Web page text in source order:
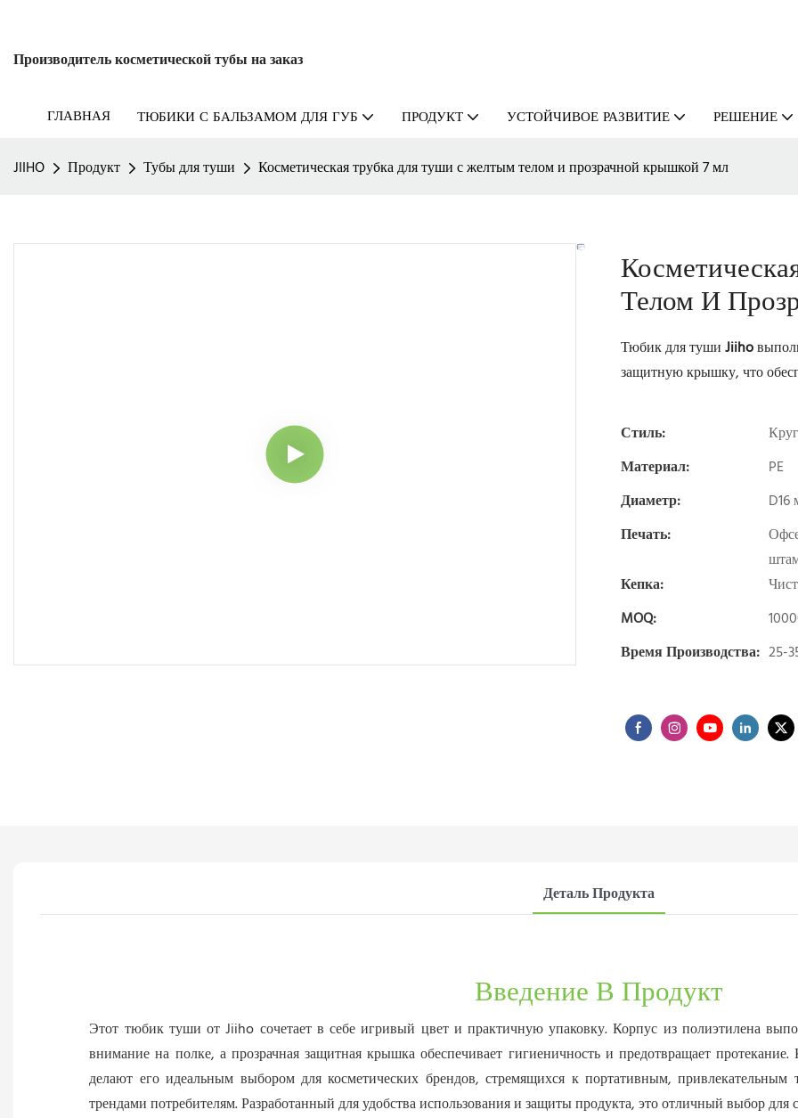
Производитель косметической тубы на заказ
ГЛАВНАЯ ТЮБИКИ С БАЛЬЗАМОМ ДЛЯ ГУБ ПРОДУКТ УСТОЙЧИВОЕ РАЗВИТИЕ РЕШЕНИЕ
JIIHO Продукт Тубы для туши Косметическая трубка для туши с желтым телом и прозрачной крышкой 7 мл
Телом И
Тюбик для тушиJiiho
защитную крышку, что
Стиль:
Материал:
PE
Диаметр:
D16
Печать:
Кепка:
MOQ:
Время Производства: 25-
Деталь Продукта
Введение В Продукт
Этот тюбик туши от Jiiho сочетает в себе игривый цвет и практичную упаковку. Корпус из полиэтилена
внимание на полке, а прозрачная защитная крышка обеспечивает гигиеничность и предотвращает
делают его идеальным выбором для косметических брендов, стремящихся к портативным,
трендами потребителям. Разработанный для удобства использования и защиты продукта, это отличный выбор